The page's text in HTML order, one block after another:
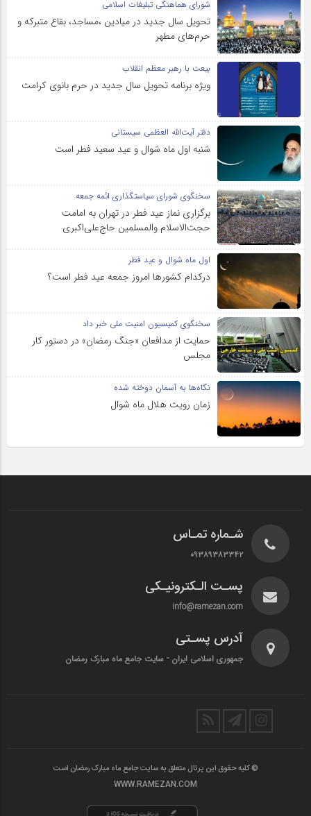
شورای هماهنگی تبلیغات اسلامی
تحویل سال‌ جدید در میادین ،مساجد، بقاع متبرکه‌ و
حرم‌های‌ مطهر
بیعت با رهبر معظم انقلاب
ویژه برنامه تحویل سال جدید در حرم بانوی کرامت
دفتر آیت‌الله العظمی سیستانی
شنبه اول ماه شوال و عید سعید فطر است
سخنگوی شورای سیاستگذاری ائمه جمعه
برگزاری نماز عید فطر در تهران به امامت
حجت‌الاسلام والمسلمین حاج‌علی‌اکبری
اول ماه شوال و عید فطر
درکدام کشورها امروز جمعه عید فطر است؟
سخنگوی کمیسیون امنیت ملی خبر داد
حمایت از مدافعان «جنگ رمضان» در دستور کار
مجلس
نگاه‌ها به آسمان دوخته شده
زمان رویت هلال ماه شوال
شـماره تمـاس
۰۹۳۸۹۳۸۳۳۴۲
پسـت الـکترونیـکی
info@ramezan.com
آدرس پسـتی
جمهوری اسلامی ایران - سایت جامع ماه مبارک رمضان
© کلیه حقوق این پرتال متعلق به سایت جامع ماه مبارک رمضان است
WWW.RAMEZAN.COM